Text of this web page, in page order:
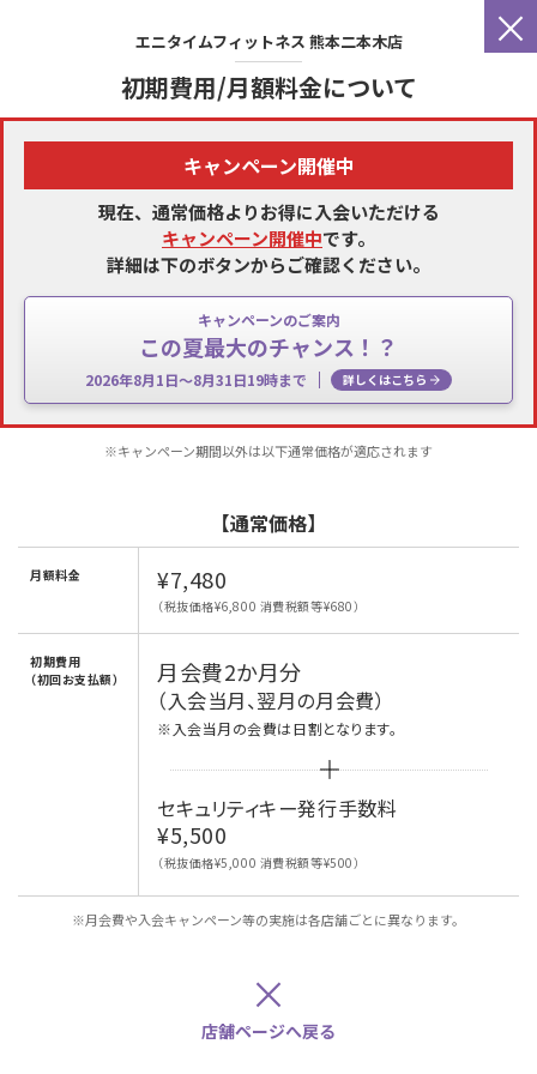
×
エニタイムフィットネス 熊本二本木店
初期費用/月額料金について
キャンペーン開催中
現在、通常価格よりお得に入会いただける
キャンペーン開催中です。
詳細は下のボタンからご確認ください。
キャンペーンのご案内
この夏最大のチャンス！？
2026年8月1日～8月31日19時まで 詳しくはこちら
※キャンペーン期間以外は以下通常価格が適応されます
【通常価格】
月額料金 ¥7,480
（税抜価格¥6,800 消費税額等¥680）
初期費用
（初回お支払額）
月会費2か月分
（入会当月、翌月の月会費）
※入会当月の会費は日割となります。
セキュリティキー発行手数料
¥5,500
（税抜価格¥5,000 消費税額等¥500）
※月会費や入会キャンペーン等の実施は各店舗ごとに異なります。
×
店舗ページへ戻る